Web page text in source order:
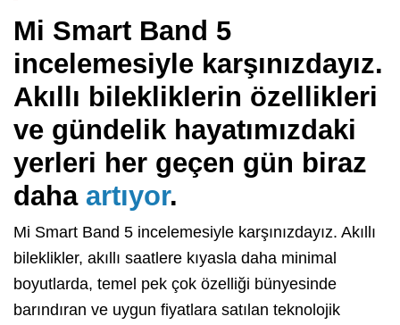
Mi Smart Band 5
incelemesiyle karşınızdayız.
Akıllı bilekliklerin özellikleri
ve gündelik hayatımızdaki
yerleri her geçen gün biraz
daha artıyor.
Mi Smart Band 5 incelemesiyle karşınızdayız. Akıllı
bileklikler, akıllı saatlere kıyasla daha minimal
boyutlarda, temel pek çok özelliği bünyesinde
barındıran ve uygun fiyatlara satılan teknolojik